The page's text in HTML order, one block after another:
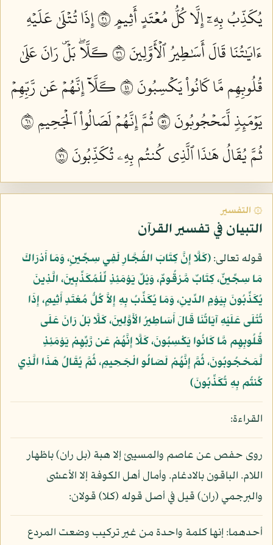
يُكَذِّبُ بِهِۦٓ إِلَّا كُلُّ مُعۡتَدٍ أَثِيمٍ ١٢
إِذَا تُتۡلَىٰ عَلَيۡهِ
ءَايَٰتُنَا قَالَ أَسَٰطِيرُ ٱلۡأَوَّلِينَ ١٣
كـَلَّاۖ بَلۡۜ رَانَ عَلَىٰ
قُلُوبِهِم مَّا كَانُواْ يَكۡسِبُونَ ١٤
كـَلَّآ إِنَّهُمۡ عَن رَّبِّهِمۡ
يَوۡمَئِذٖ لَّمَحۡجُوبُونَ ١٥
ثُمَّ إِنَّهُمۡ لَصَالُواْ ٱلۡجَحِيمِ ١٦
ثُمَّ يُقَالُ هَٰذَا ٱلَّذِي كُنتُم بِهِۦ تُكَذِّبُونَ ١٧
۞ التفسير
التبيان في تفسير القرآن
قوله تعالى:﴿كَلَّا إِنَّ كِتَابَ الفُجَّارِ لَفِي سِجِّينٍ، وَمَا أَدْرَاكَ
مَا سِجِّينٌ، كِتَابٌ مَّرْقُومٌ، وَيْلٌ يَوْمَئِذٍ لِّلْمُكَذِّبِينَ، الَّذِينَ
يُكَذِّبُونَ بِيَوْمِ الدِّينِ، وَمَا يُكَذِّبُ بِهِ إِلاَّ كُلُّ مُعْتَدٍ أَثِيمٍ، إِذَا
تُتْلَى عَلَيْهِ آيَاتُنَا قَالَ أَسَاطِيرُ الْأَوَّلِينَ، كَلَّا بَلْ رَانَ عَلَى
قُلُوبِهِم مَّا كَانُوا يَكْسِبُونَ، كَلَّا إِنَّهُمْ عَن رَّبِّهِمْ يَوْمَئِذٍ
لَّمَحْجُوبُونَ، ثُمَّ إِنَّهُمْ لَصَالُو الْجَحِيمِ، ثُمَّ يُقَالُ هَذَا الَّذِي
كُنتُم بِهِ تُكَذِّبُونَ﴾
القراءة:
روى حفص عن عاصم والمسيبئ إلا هبة (بل ران) باظهار
اللام. الباقون بالادغام. وأمال أهل الكوفة إلا الأعشى
والبرجمي (ران) قيل في أصل قوله (كلا) قولان:
أحدهما: إنها كلمة واحدة من غير تركيب وضعت المردع